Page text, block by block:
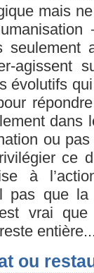
mais
seulement
agissent
évolutifs
dans
ou
ce
à
pas que
vrai
ou